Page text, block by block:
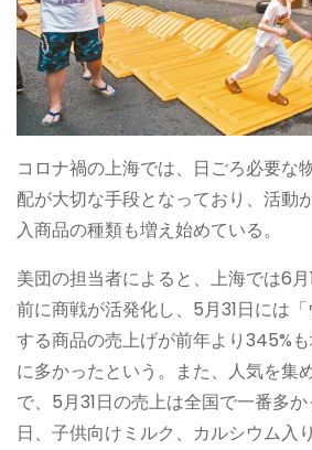
コロナ禍の上海では、日ごろ必要な
配が大切な手段となっており、活動
入商品の種類も増え始めている。
美団の担当者によると、上海では6
前に商戦が活発化し、5月31日には
する商品の売上げが前年より345%
に多かったという。また、人気を集
で、5月31日の売上は全国で一番多
日、子供向けミルク、カルシウム入